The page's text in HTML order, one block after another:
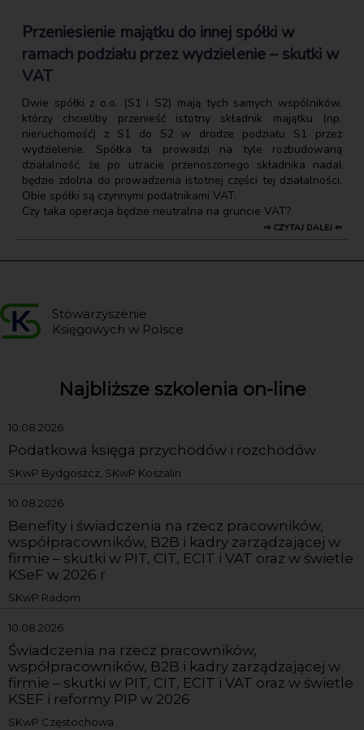
Przeniesienie majątku do innej spółki w
ramach podziału przez wydzielenie – skutki w
VAT
Dwie spółki z o.o. (S1 i S2) mają tych samych wspólników,
którzy chcieliby przenieść istotny składnik majątku (np.
nieruchomość) z S1 do S2 w drodze podziału S1 przez
wydzielenie. Spółka ta prowadzi na tyle rozbudowaną
działalność, że po utracie przenoszonego składnika nadal
będzie zdolna do prowadzenia istotnej części tej działalności.
Obie spółki są czynnymi podatnikami VAT.
Czy taka operacja będzie neutralna na gruncie VAT?
⇒ CZYTAJ DALEJ ⇐
Stowarzyszenie
Księgowych w Polsce
Najbliższe szkolenia on-line
10.08.2026
Podatkowa księga przychodów i rozchodów
SKwP Bydgoszcz, SKwP Koszalin
10.08.2026
Benefity i świadczenia na rzecz pracowników,
współpracowników, B2B i kadry zarządzającej w
firmie – skutki w PIT, CIT, ECIT i VAT oraz w świetle
KSeF w 2026 r
SKwP Radom
10.08.2026
Świadczenia na rzecz pracowników,
współpracowników, B2B i kadry zarządzającej w
firmie – skutki w PIT, CIT, ECIT i VAT oraz w świetle
KSEF i reformy PIP w 2026
SKwP Częstochowa